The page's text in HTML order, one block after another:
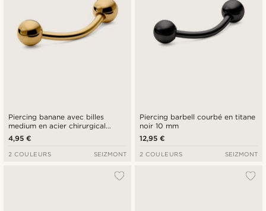
Piercing banane avec billes
medium en acier chirurgical
couleur or 8 mm
4,95 €
2 COULEURS SEIZMONT
Piercing barbell courbé en titane
noir 10 mm
12,95 €
2 COULEURS SEIZMONT